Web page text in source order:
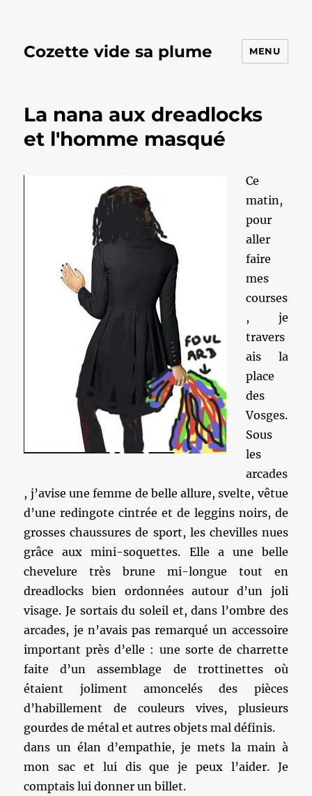
Cozette vide sa plume MENU
La nana aux dreadlocks
et l'homme masqué
Ce
matin,
pour
aller
faire
mes
courses
, je
travers
ais la
place
des
Vosges.
Sous
les
arcades
, j’avise une femme de belle allure, svelte, vêtue
d’une redingote cintrée et de leggins noirs, de
grosses chaussures de sport, les chevilles nues
grâce aux mini-soquettes. Elle a une belle
chevelure très brune mi-longue tout en
dreadlocks bien ordonnées autour d’un joli
visage. Je sortais du soleil et, dans l’ombre des
arcades, je n’avais pas remarqué un accessoire
important près d’elle : une sorte de charrette
faite d’un assemblage de trottinettes où
étaient joliment amoncelés des pièces
d’habillement de couleurs vives, plusieurs
gourdes de métal et autres objets mal définis.
dans un élan d’empathie, je mets la main à
mon sac et lui dis que je peux l’aider. Je
comptais lui donner un billet.